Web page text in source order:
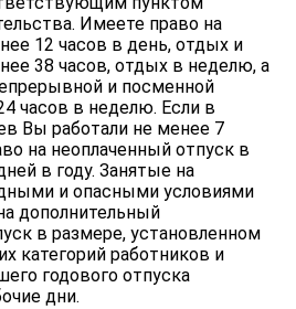
Имеете право на
12 часов в день, отдых и
38 часов, отдых в неделю, а
и посменной
часов в неделю. Если в
Вы работали не менее 7
на неоплаченный отпуск в
в году. Занятые на
и опасными условиями
дополнительный
в размере, установленном
категорий работников и
годового отпуска
дни.